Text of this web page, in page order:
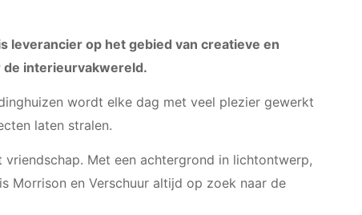
leverancier op het gebied van creatieve en
interieurvakwereld.
wordt elke dag met veel plezier gewerkt
laten stralen.
Met een achtergrond in lichtontwerp,
Morrison en Verschuur altijd op zoek naar de